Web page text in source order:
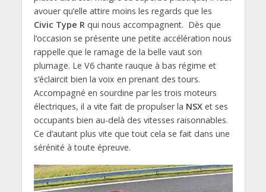
avouer qu’elle attire moins les regards que les
Civic Type Rqui nous accompagnent. Dès que
l’occasion se présente une petite accélération nous
rappelle que le ramage de la belle vaut son
plumage. Le V6 chante rauque à bas régime et
s’éclaircit bien la voix en prenant des tours.
Accompagné en sourdine par les trois moteurs
électriques, il a vite fait de propulser la NSXet ses
occupants bien au-delà des vitesses raisonnables.
Ce d’autant plus vite que tout cela se fait dans une
sérénité à toute épreuve.